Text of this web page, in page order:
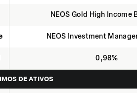
NEOS Gold High Income
NEOS Investment
0,98%
DE ATIVOS